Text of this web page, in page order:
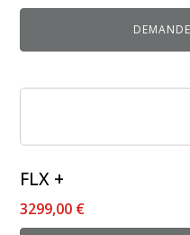
FLX +
3299,00 €